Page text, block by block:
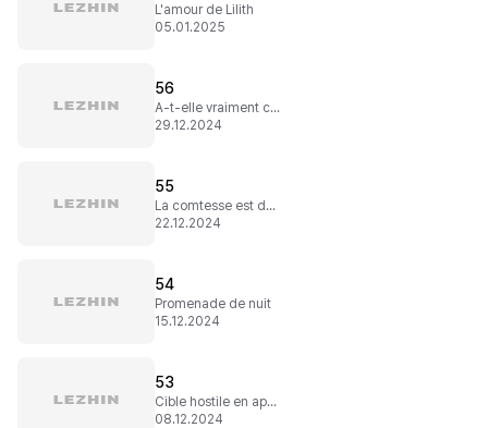
L'amour de Lilith
05.01.2025
56
A-t-elle vraiment changé ?
29.12.2024
55
La comtesse est de retour
22.12.2024
54
Promenade de nuit
15.12.2024
53
Cible hostile en approche
08.12.2024